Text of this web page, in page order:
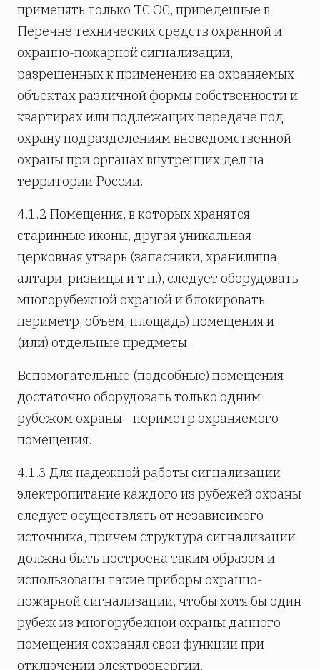
применять только ТС ОС, приведенные в
Перечне технических средств охранной и
охранно-пожарной сигнализации,
разрешенных к применению на охраняемых
объектах различной формы собственности и
квартирах или подлежащих передаче под
охрану подразделениям вневедомственной
охраны при органах внутренних дел на
территории России.
4.1.2 Помещения, в которых хранятся
старинные иконы, другая уникальная
церковная утварь (запасники, хранилища,
алтари, ризницы и т.п.), следует оборудовать
многорубежной охраной и блокировать
периметр, объем, площадь) помещения и
(или) отдельные предметы.
Вспомогательные (подсобные) помещения
достаточно оборудовать только одним
рубежом охраны - периметр охраняемого
помещения.
4.1.3 Для надежной работы сигнализации
электропитание каждого из рубежей охраны
следует осуществлять от независимого
источника, причем структура сигнализации
должна быть построена таким образом и
использованы такие приборы охранно-
пожарной сигнализации, чтобы хотя бы один
рубеж из многорубежной охраны данного
помещения сохранял свои функции при
отключении электроэнергии.